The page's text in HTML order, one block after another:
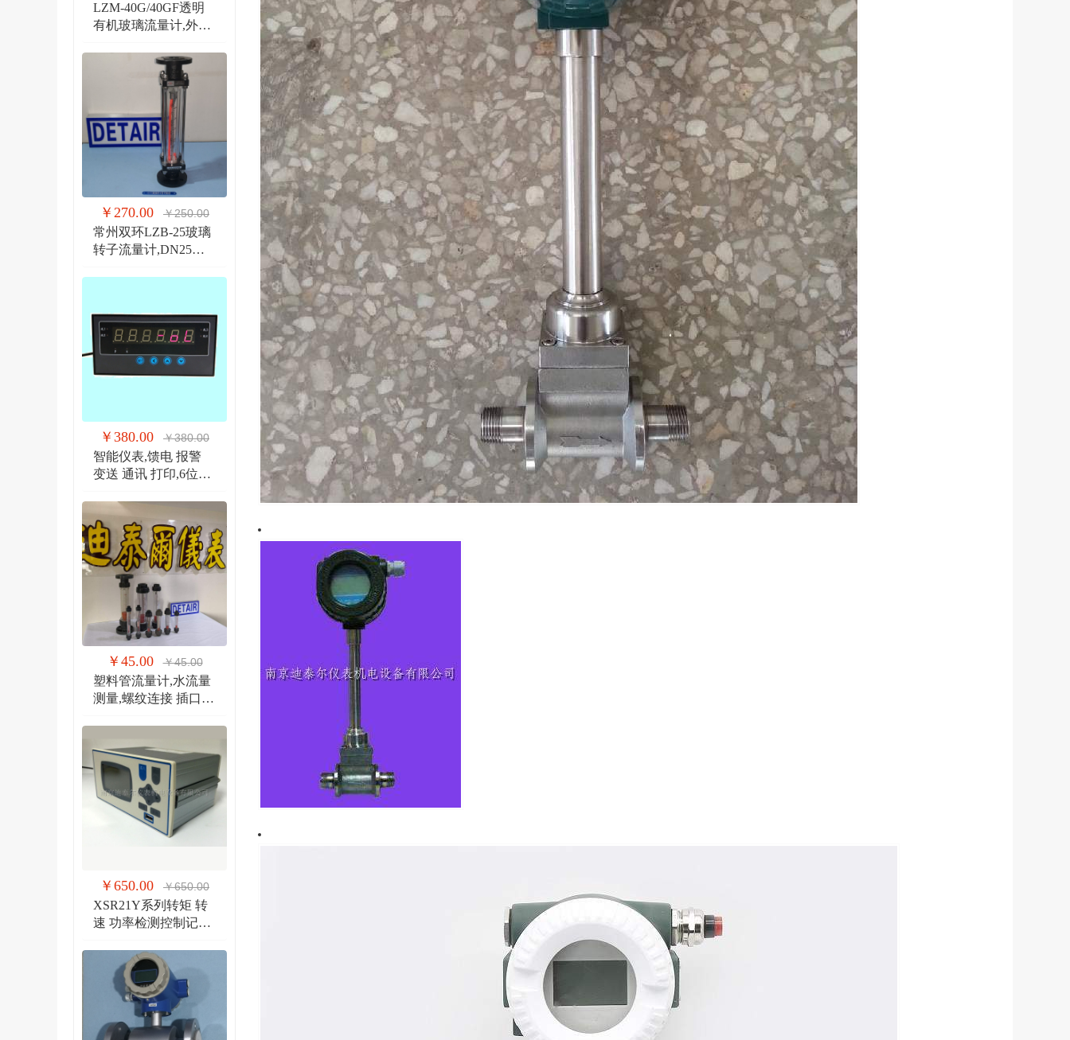
LZM-40G/40GF透明
有机玻璃流量计,外螺
￥270.00 ￥250.00
常州双环LZB-25玻璃
转子流量计,DN25法
￥380.00 ￥380.00
智能仪表,馈电 报警
变送 通讯 打印,6位显
￥45.00 ￥45.00
塑料管流量计,水流量
测量,螺纹连接 插口连
￥650.00 ￥650.00
XSR21Y系列转矩 转
速 功率检测控制记录